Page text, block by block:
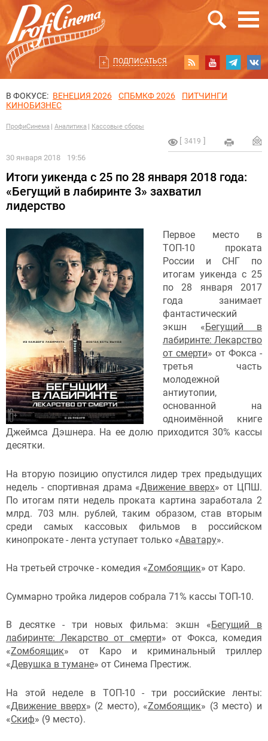
ПОДПИСАТЬСЯ
В ФОКУСЕ: ВЕНЕЦИЯ 2026 СПБМКФ 2026
ПИТЧИНГИ
КИНОБИЗНЕС
ПрофиСинема Аналитика Кассовые сборы
3419
30 января 2018 19:56
Итоги уикенда с 25 по 28 января 2018 года:
«Бегущий в лабиринте 3» захватил
лидерство
Первое место в
ТОП-10 проката
России и СНГ по
итогам уикенда с 25
по 28 января 2017
года занимает
фантастический
экшн «Бегущий в
лабиринте: Лекарство
от смерти» от Фокса -
третья часть
молодежной
антиутопии,
основанной на
одноимённой книге
Джеймса Дэшнера. На ее долю приходится 30% кассы
десятки.
На вторую позицию опустился лидер трех предыдущих
недель - спортивная драма «Движение вверх» от ЦПШ.
По итогам пяти недель проката картина заработала 2
млрд. 703 млн. рублей, таким образом, став вторым
среди самых кассовых фильмов в российском
кинопрокате - лента уступает только «Аватару».
На третьей строчке - комедия «Zомбоящик» от Каро.
Суммарно тройка лидеров собрала 71% кассы ТОП-10.
В десятке - три новых фильма: экшн «Бегущий в
лабиринте: Лекарство от смерти» от Фокса, комедия
«Zомбоящик» от Каро и криминальный триллер
«Девушка в тумане» от Синема Престиж.
На этой неделе в ТОП-10 - три российские ленты:
«Движение вверх» (2 место), «Zомбоящик» (3 место) и
«Скиф» (9 место).